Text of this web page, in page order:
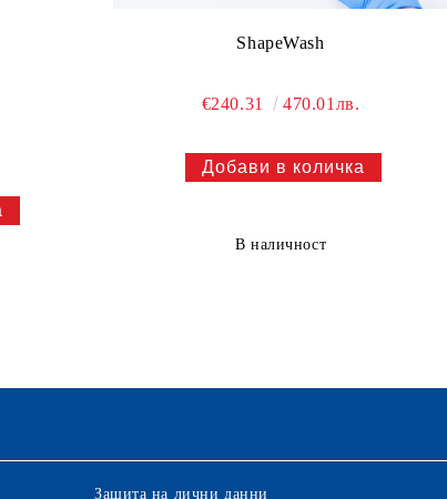
ShapeWash
€240.31 470.01лв.
В наличност
Защита на лични данни